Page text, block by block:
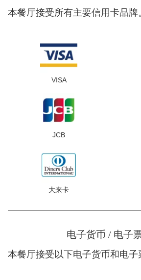
本餐厅接受所有主要信用卡品牌
VISA
JCB
大来卡
电子货币 / 电子
本餐厅接受以下电子货币和电子